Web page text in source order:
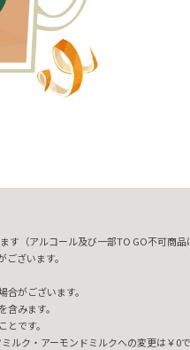
（アルコール及び一部TO GO不可商品
ざいます。
がございます。
みます。
です。
ルク・アーモンドミルクへの変更は￥0で